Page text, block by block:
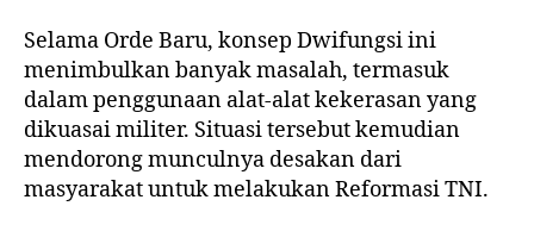
Selama Orde Baru, konsep Dwifungsi ini
menimbulkan banyak masalah, termasuk
dalam penggunaan alat-alat kekerasan yang
dikuasai militer. Situasi tersebut kemudian
mendorong munculnya desakan dari
masyarakat untuk melakukan Reformasi TNI.